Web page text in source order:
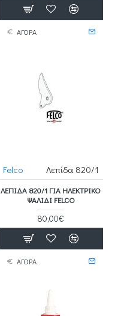
ΑΓΟΡΑ
Felco Λεπίδα 820/1
ΛΕΠΊΔΑ 820/1 ΓΙΑ ΗΛΕΚΤΡΙΚΌ
ΨΑΛΊΔΙ FELCO
80,00€
ΑΓΟΡΑ